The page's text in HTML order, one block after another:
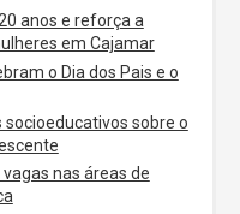
anos e reforça a
em Cajamar
o Dia dos Pais e o
sobre o
nas áreas de